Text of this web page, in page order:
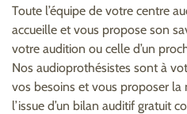
Toute l’équipe de votre centre
accueille et vous propose son
votre audition ou celle d’un
Nos audioprothésistes sont à
vos besoins et vous proposer
l’issue d’un bilan auditif gratuit